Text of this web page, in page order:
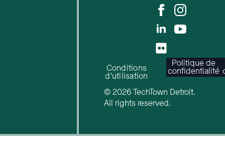
Conditions
d'utilisation
Politique de
confidentialité
© 2026 TechTown Detroit.
All rights reserved.